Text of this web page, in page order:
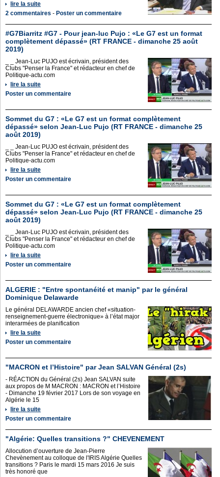
lire la suite
2 commentaires - Poster un commentaire
#G7Biarritz #G7 - Pour jean-luc Pujo : «Le G7 est un format
complètement dépassé» (RT FRANCE - dimanche 25 août
2019)
_ _ Jean-Luc PUJO est écrivain, président des
Clubs "Penser la France" et rédacteur en chef de
Politique-actu.com
lire la suite
Poster un commentaire
Sommet du G7 : «Le G7 est un format complètement
dépassé» selon Jean-Luc Pujo (RT FRANCE - dimanche 25
août 2019)
_ _ Jean-Luc PUJO est écrivain, président des
Clubs "Penser la France" et rédacteur en chef de
Politique-actu.com
lire la suite
Poster un commentaire
Sommet du G7 : «Le G7 est un format complètement
dépassé» selon Jean-Luc Pujo (RT FRANCE - dimanche 25
août 2019)
_ _ Jean-Luc PUJO est écrivain, président des
Clubs "Penser la France" et rédacteur en chef de
Politique-actu.com
lire la suite
Poster un commentaire
ALGERIE : "Entre spontanéité et manip" par le général
Dominique Delawarde
Le général DELAWARDE ancien chef «situation-
renseignement-guerre électronique» à l’état major
interarmées de planification
lire la suite
Poster un commentaire
"MACRON et l’Histoire" par Jean SALVAN Général (2s)
- RÉACTION du Général (2s) Jean SALVAN suite
aux propos de M MACRON : MACRON et l’Histoire
- Dimanche 19 février 2017 Lors de son voyage en
Algérie le 15
lire la suite
Poster un commentaire
"Algérie: Quelles transitions ?" CHEVENEMENT
Allocution d’ouverture de Jean-Pierre
Chevènement au colloque de l'IRIS Algérie Quelles
transitions ? Paris le mardi 15 mars 2016 Je suis
très honoré que